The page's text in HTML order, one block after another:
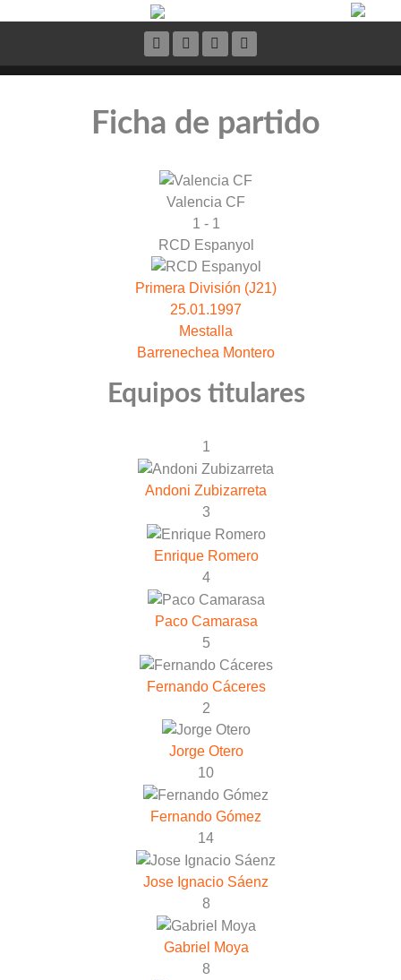
Ficha de partido
Valencia CF
1 - 1
RCD Espanyol
Primera División (J21)
25.01.1997
Mestalla
Barrenechea Montero
Equipos titulares
1
Andoni Zubizarreta
3
Enrique Romero
4
Paco Camarasa
5
Fernando Cáceres
2
Jorge Otero
10
Fernando Gómez
14
Jose Ignacio Sáenz
8
Gabriel Moya
8